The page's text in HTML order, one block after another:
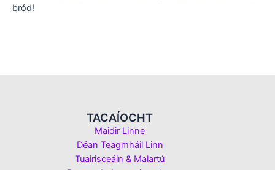
bród!
TACAÍOCHT
Maidir Linne
Déan Teagmháil Linn
Tuairisceáin & Malartú